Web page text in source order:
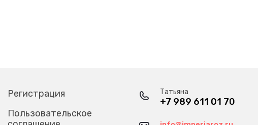
Регистрация
Пользовательское
Татьяна
+7 989 611 01 70